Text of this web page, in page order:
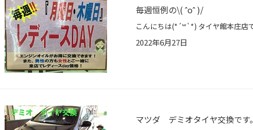
毎週恒例の\( ˆoˆ )/
2022年6月27日
マツダ デミオタイヤ交換です。